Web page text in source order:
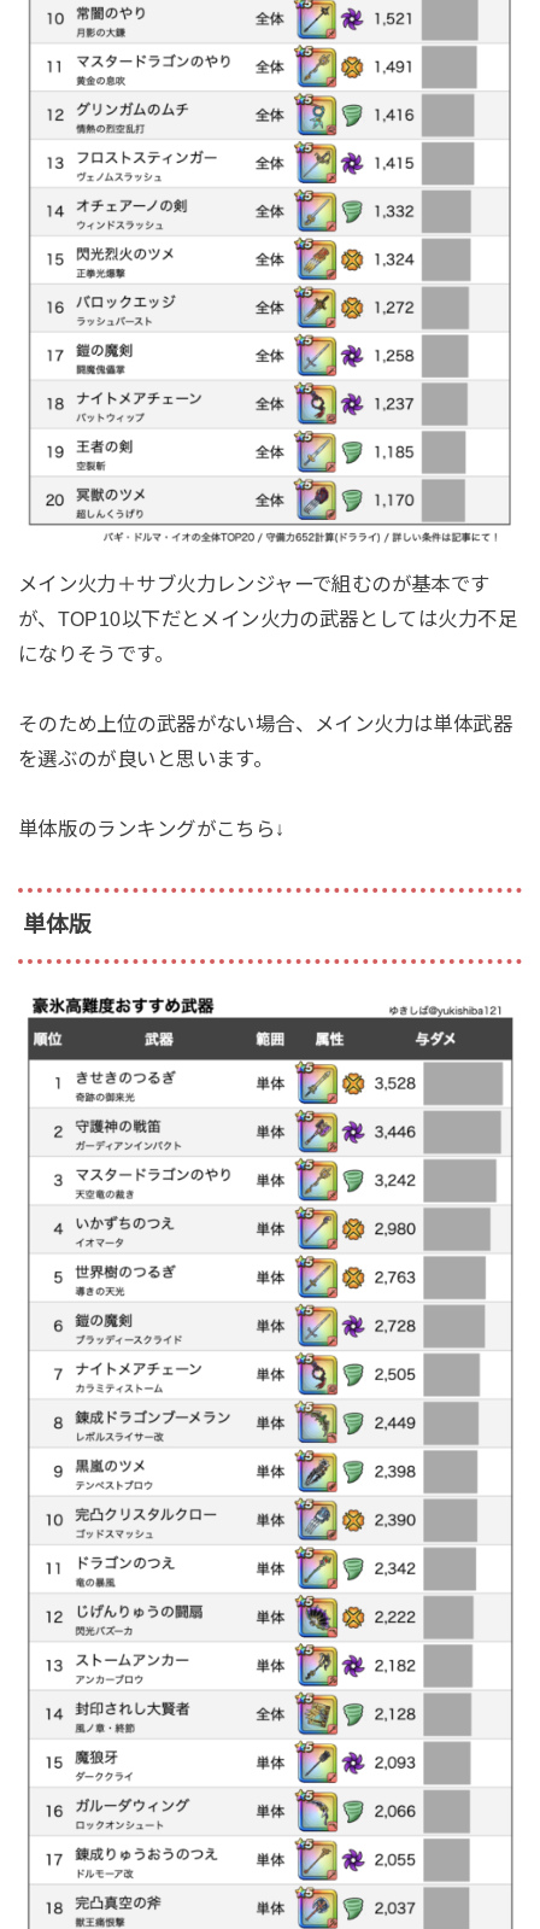
メイン火力＋サブ火力レンジャーで組むのが基本です
が、TOP10以下だとメイン火力の武器としては火力不足
になりそうです。
そのため上位の武器がない場合、メイン火力は単体武器
を選ぶのが良いと思います。
単体版のランキングがこちら↓
単体版